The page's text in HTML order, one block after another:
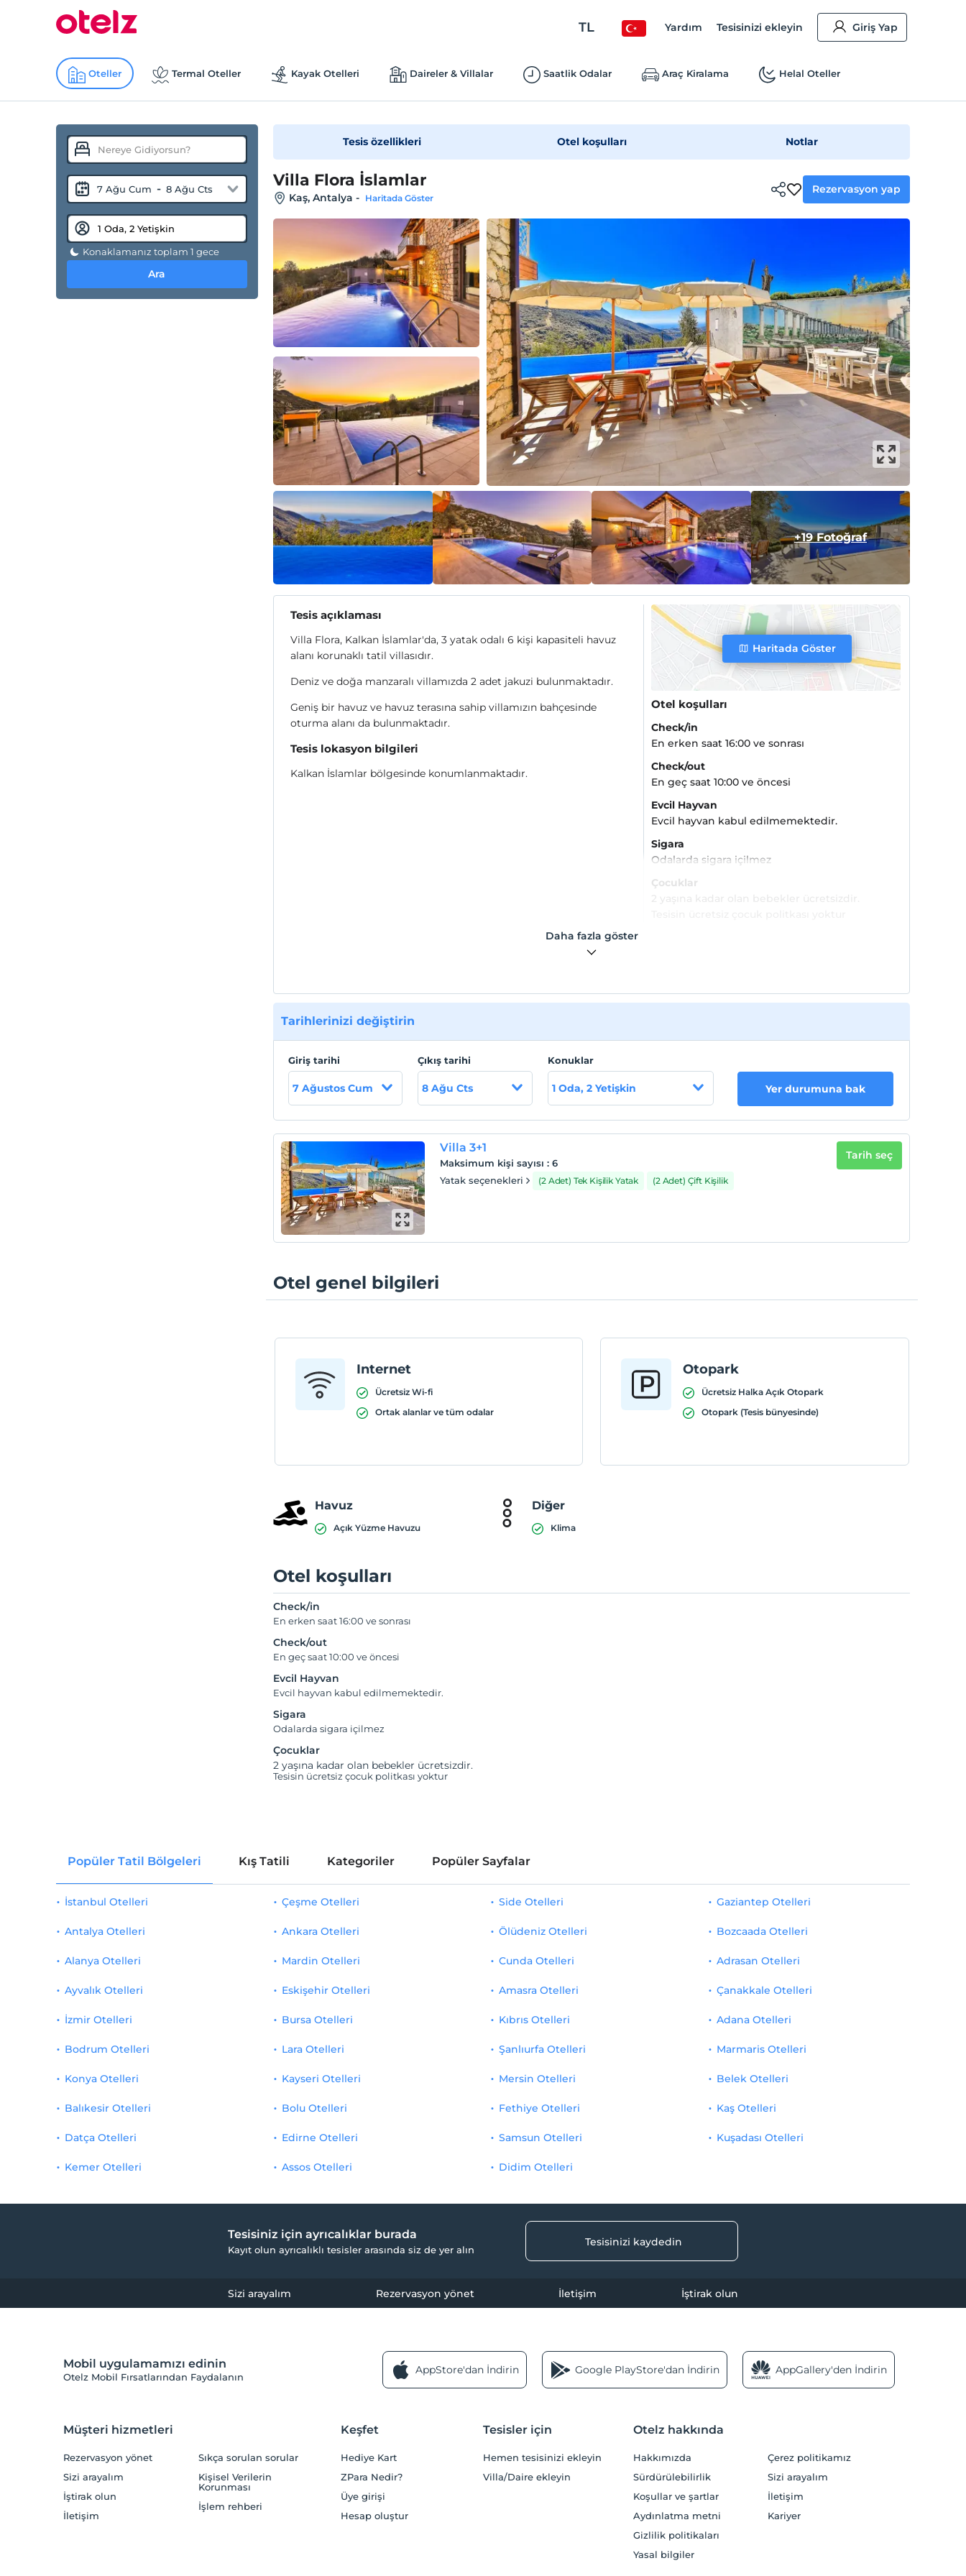
TL Yardım Tesisinizi ekleyin Giriş Yap
Oteller Termal Oteller Kayak Otelleri Daireler & Villalar Saatlik Odalar Araç Kiralama Helal Oteller
7 Ağu Cum - 8 Ağu Cts
Konaklamanız toplam 1 gece
Ara
Tesis özellikleri Otel koşulları Notlar
Villa Flora İslamlar
Kaş, Antalya - Haritada Göster
Rezervasyon yap
+19 Fotoğraf
Tesis açıklaması
Villa Flora, Kalkan İslamlar'da, 3 yatak odalı 6 kişi kapasiteli havuz
alanı korunaklı tatil villasıdır.
Deniz ve doğa manzaralı villamızda 2 adet jakuzi bulunmaktadır.
Geniş bir havuz ve havuz terasına sahip villamızın bahçesinde
oturma alanı da bulunmaktadır.
Tesis lokasyon bilgileri
Kalkan İslamlar bölgesinde konumlanmaktadır.
Haritada Göster
Otel koşulları
Check/in
En erken saat 16:00 ve sonrası
Check/out
En geç saat 10:00 ve öncesi
Evcil Hayvan
Evcil hayvan kabul edilmemektedir.
Sigara
Odalarda sigara içilmez
Çocuklar
2 yaşına kadar olan bebekler ücretsizdir.
Daha fazla göster
Tarihlerinizi değiştirin
Giriş tarihi
7 Ağustos Cum
Çıkış tarihi
8 Ağu Cts
Konuklar
1 Oda, 2 Yetişkin Yer durumuna bak
Villa 3+1
Maksimum kişi sayısı :6
Yatak seçenekleri
(2 Adet) Tek Kişilik Yatak (2 Adet) Çift Kişilik
Tarih seç
Otel genel bilgileri
Internet
Ücretsiz Wi-fi
Ortak alanlar ve tüm odalar
Otopark
Ücretsiz Halka Açık Otopark
Otopark (Tesis bünyesinde)
Havuz
Açık Yüzme Havuzu
Diğer
Klima
Otel koşulları
Check/in
En erken saat 16:00 ve sonrası
Check/out
En geç saat 10:00 ve öncesi
Evcil Hayvan
Evcil hayvan kabul edilmemektedir.
Sigara
Odalarda sigara içilmez
Çocuklar
2 yaşına kadar olan bebekler ücretsizdir.
Tesisin ücretsiz çocuk politkası yoktur
Popüler Tatil Bölgeleri Kış Tatili Kategoriler Popüler Sayfalar
İstanbul Otelleri
Antalya Otelleri
Alanya Otelleri
Ayvalık Otelleri
İzmir Otelleri
Çeşme Otelleri
Ankara Otelleri
Mardin Otelleri
Eskişehir Otelleri
Bursa Otelleri
Side Otelleri
Ölüdeniz Otelleri
Cunda Otelleri
Amasra Otelleri
Kıbrıs Otelleri
Gaziantep Otelleri
Bozcaada Otelleri
Adrasan Otelleri
Çanakkale Otelleri
Adana Otelleri
Bodrum Otelleri
Konya Otelleri
Balıkesir Otelleri
Datça Otelleri
Kemer Otelleri
Lara Otelleri
Kayseri Otelleri
Bolu Otelleri
Edirne Otelleri
Assos Otelleri
Şanlıurfa Otelleri
Mersin Otelleri
Fethiye Otelleri
Samsun Otelleri
Didim Otelleri
Marmaris Otelleri
Belek Otelleri
Kaş Otelleri
Kuşadası Otelleri
Tesisiniz için ayrıcalıklar burada
Kayıt olun ayrıcalıklı tesisler arasında siz de yer alın
Tesisinizi kaydedin
Sizi arayalım Rezervasyon yönet İletişim İştirak olun
Mobil uygulamamızı edinin
Otelz Mobil Fırsatlarından Faydalanın
AppStore'dan İndirin Google PlayStore'dan İndirin AppGallery'den İndirin
Müşteri hizmetleri
Rezervasyon yönet
Sizi arayalım
İştirak olun
İletişim
Sıkça sorulan sorular
Kişisel Verilerin
Korunması
İşlem rehberi
Keşfet
Hediye Kart
ZPara Nedir?
Üye girişi
Hesap oluştur
Tesisler için
Hemen tesisinizi ekleyin
Villa/Daire ekleyin
Otelz hakkında
Hakkımızda
Sürdürülebilirlik
Koşullar ve şartlar
Aydınlatma metni
Gizlilik politikaları
Yasal bilgiler
Çerez politikamız
Sizi arayalım
İletişim
Kariyer